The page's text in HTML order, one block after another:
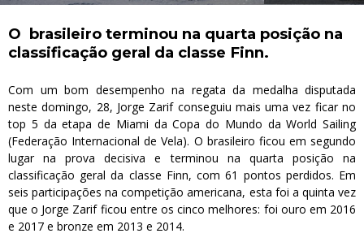
O brasileiro terminou na quarta posição na
classificação geral da classe Finn.
Com um bom desempenho na regata da medalha disputada
neste domingo, 28, Jorge Zarif conseguiu mais uma vez ficar no
top 5 da etapa de Miami da Copa do Mundo da World Sailing
(Federação Internacional de Vela). O brasileiro ficou em segundo
lugar na prova decisiva e terminou na quarta posição na
classificação geral da classe Finn, com 61 pontos perdidos. Em
seis participações na competição americana, esta foi a quinta vez
que o Jorge Zarif ficou entre os cinco melhores: foi ouro em 2016
e 2017 e bronze em 2013 e 2014.